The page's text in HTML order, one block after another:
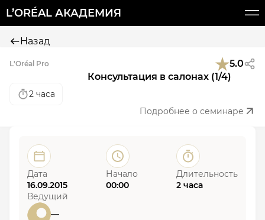
L’ORÉAL АКАДЕМИЯ
Назад
L'Oréal Pro
5.0
Консультация в салонах (1/4)
2 часа
Подробнее о семинаре
Дата
16.09.2015
Начало
00:00
Длительность
2 часа
Ведущий
—